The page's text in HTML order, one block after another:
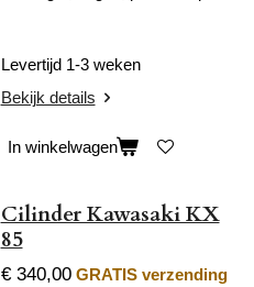
Levertijd 1-3 weken
Bekijk details
In winkelwagen
Cilinder Kawasaki KX
85
€ 340,00 GRATIS verzending